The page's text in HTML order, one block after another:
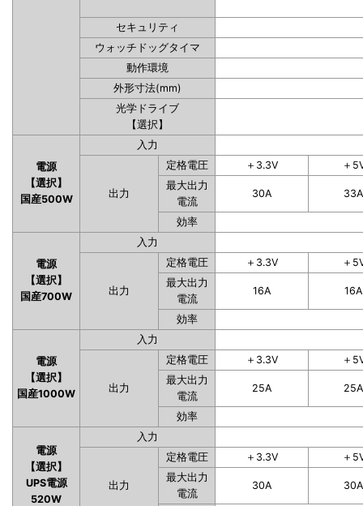
セキュリティ
ウォッチドッグタイマ
動作環境
外形寸法(mm)
光学ドライブ
【選択】
電源
【選択】
国産500W
入力
出力
定格電圧 ＋3.3V
＋
最大出力
電流
30A 33A
効率
電源
【選択】
国産700W
入力
出力
定格電圧 ＋3.3V
＋
最大出力
電流
16A 16A
効率
電源
【選択】
国産1000W
入力
出力
定格電圧 ＋3.3V
＋
最大出力
電流
25A 25A
効率
電源
【選択】
UPS電源
520W
入力
出力
定格電圧 ＋3.3V
＋
最大出力
電流
30A 30A